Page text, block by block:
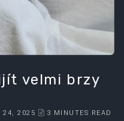
velmi brzy
24, 2025 3 MINUTES READ